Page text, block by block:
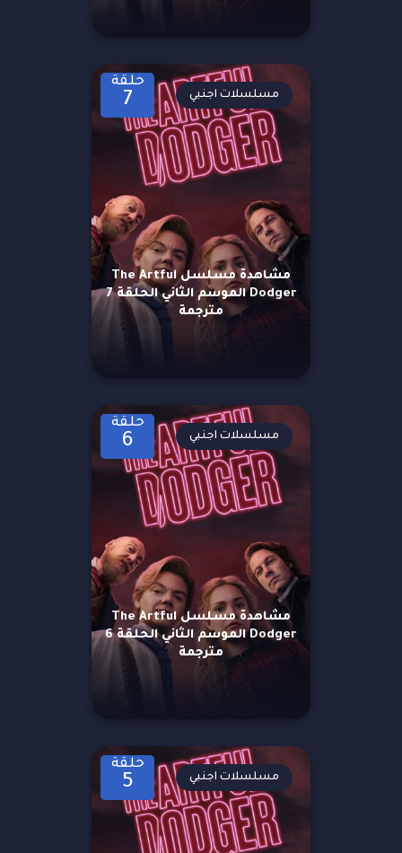
حلقة
7
مشاهدة مسلسل The Artful
Dodger الموسم الثاني الحلقة 7
مترجمة
مسلسلات اجنبي
حلقة
6
مشاهدة مسلسل The Artful
Dodger الموسم الثاني الحلقة 6
مترجمة
مسلسلات اجنبي
حلقة
5 مسلسلات اجنبي